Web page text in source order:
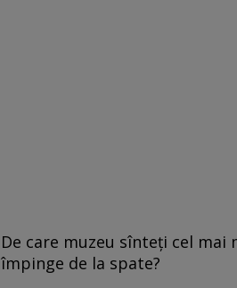
De care muzeu sînteți cel mai
împinge de la spate?